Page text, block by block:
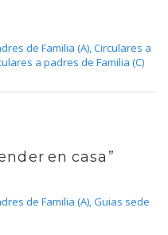
de Familia (A),Circulares a
a padres de Familia (C)
en casa”
de Familia (A),Guias sede